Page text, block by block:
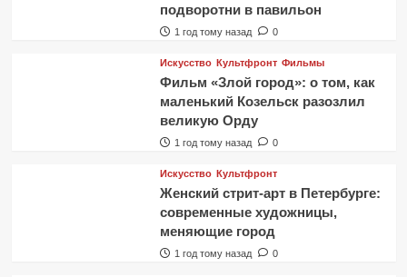
подворотни в павильон
1 год тому назад 0
Искусство Культфронт Фильмы
Фильм «Злой город»: о том, как
маленький Козельск разозлил
великую Орду
1 год тому назад 0
Искусство Культфронт
Женский стрит-арт в Петербурге:
современные художницы,
меняющие город
1 год тому назад 0